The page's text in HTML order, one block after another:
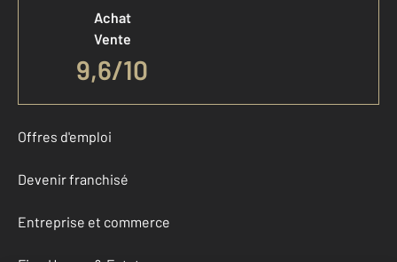
Achat
Vente
9,6/10
Offres d'emploi
Devenir franchisé
Entreprise et commerce